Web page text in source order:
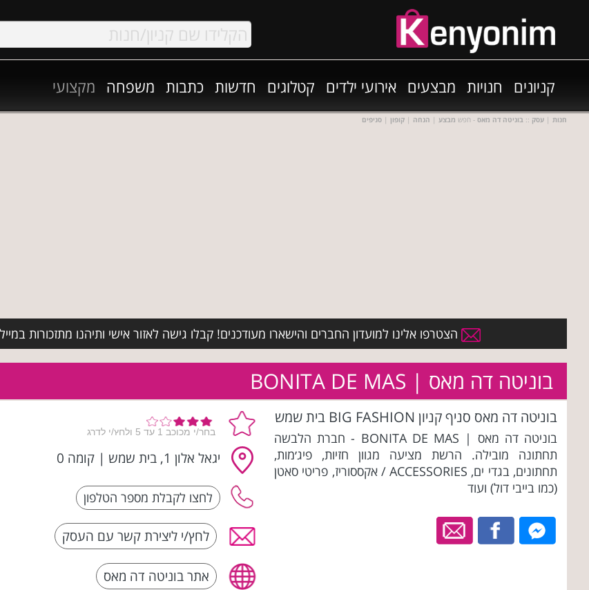
קניונים חנויות מבצעים אירועי ילדים קטלוגים חדשות כתבות משפחה מקצועי
חנות | עסק :: בוניטה דה מאס - חפש מבצע | הנחה | קופון | סניפים
הצטרפו אלינו למועדון החברים והישארו מעודכנים! קבלו גישה לאזור אישי ותיהנו מתזכורות
בוניטה דה מאס | BONITA DE MAS
בוניטה דה מאס סניף קניון BIG FASHION בית שמש
בוניטה דה מאס | BONITA DE MAS - חברת הלבשה
תחתונה מובילה. הרשת מציעה מגוון חזיות, פיג׳מות,
תחתונים, בגדי ים, ACCESSORIES / אקססוריז, פריטי סאטן
(כמו בייבי דול) ועוד
יגאל אלון 1, בית שמש | קומה 0
לחץ/י ליצירת קשר עם העסק
אתר בוניטה דה מאס